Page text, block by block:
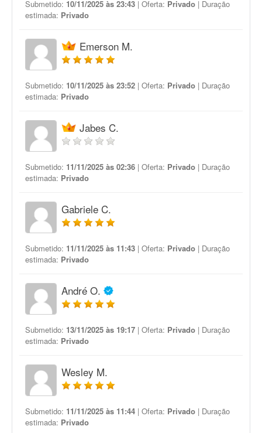
Submetido: 10/11/2025 às 23:43 | Oferta: Privado | Duração
estimada: Privado
Emerson M.
Submetido: 10/11/2025 às 23:52 | Oferta: Privado | Duração
estimada: Privado
Jabes C.
Submetido: 11/11/2025 às 02:36 | Oferta: Privado | Duração
estimada: Privado
Gabriele C.
Submetido: 11/11/2025 às 11:43 | Oferta: Privado | Duração
estimada: Privado
André O.
Submetido: 13/11/2025 às 19:17 | Oferta: Privado | Duração
estimada: Privado
Wesley M.
Submetido: 11/11/2025 às 11:44 | Oferta: Privado | Duração
estimada: Privado